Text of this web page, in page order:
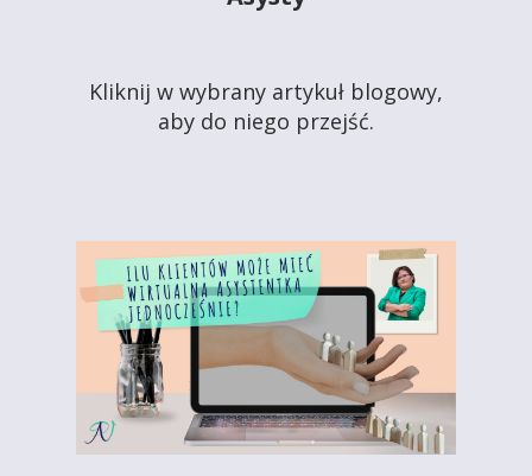
Kliknij w wybrany artykuł blogowy,
aby do niego przejść.